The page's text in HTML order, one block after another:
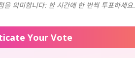
의미합니다: 한 시간에 한 번씩 투표하세요.
Your Vote